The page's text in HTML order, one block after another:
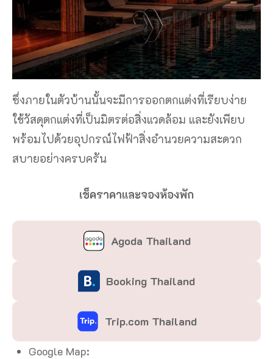
ซึ่งภายในตัวบ้านนั้นจะมีการออกตกแต่งที่เรียบง่าย
ใช้วัสดุตกแต่งที่เป็นมิตรต่อสิ่งแวดล้อม และยังเพียบ
พร้อมไปด้วยอุปกรณ์ไฟฟ้าสิ่งอำนวยความสะดวก
สบายอย่างครบครัน
เช็คราคาและจองห้องพัก
Agoda Thailand
Booking Thailand
Trip.com Thailand
Google Map: